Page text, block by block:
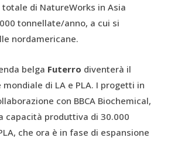
di NatureWorks in Asia
tonnellate/anno, a cui si
nordamericane.
belga Futerro diventerà il
di LA e PLA. I progetti in
con BBCA Biochemical,
capacità produttiva di 30.000
che ora è in fase di espansione